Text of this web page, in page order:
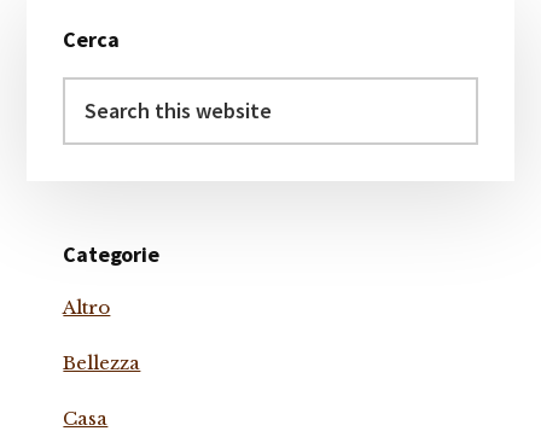
Sidebar
Cerca
this
Categorie
Altro
Bellezza
Casa